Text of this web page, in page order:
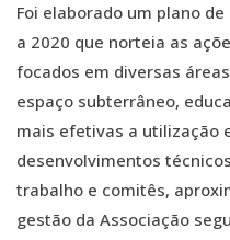
Foi elaborado um plano
a 2020 que norteia as
focados em diversas
espaço subterrâneo,
mais efetivas a utilização
desenvolvimentos
trabalho e comitês,
gestão da Associação